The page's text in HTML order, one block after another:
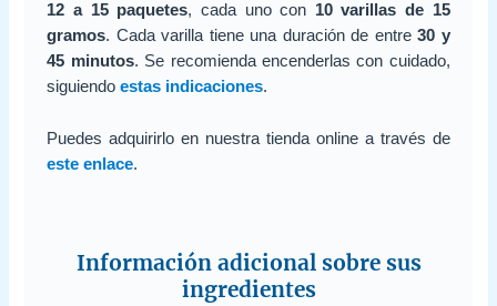
12 a 15 paquetes, cada uno con 10 varillas de 15
gramos. Cada varilla tiene una duración de entre30 y
45 minutos. Se recomienda encenderlas con cuidado,
siguiendoestas indicaciones.
Puedes adquirirlo en nuestra tienda online a través de
este enlace.
Información adicional sobre sus
ingredientes